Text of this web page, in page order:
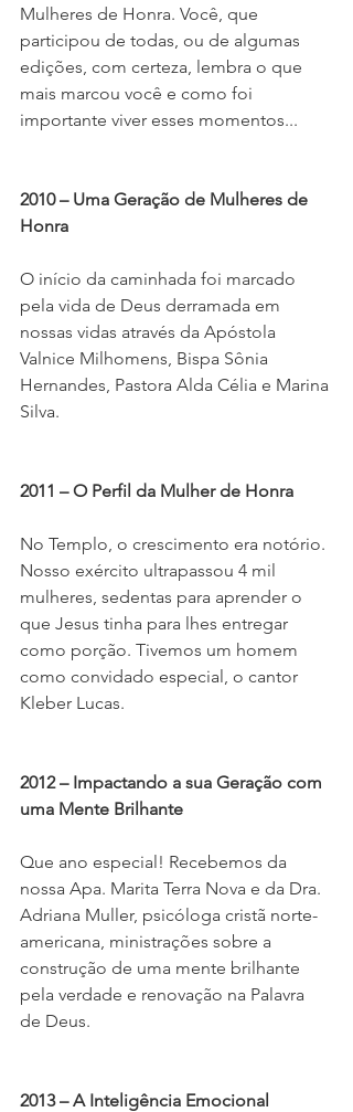
Mulheres de Honra. Você, que
participou de todas, ou de algumas
edições, com certeza, lembra o que
mais marcou você e como foi
importante viver esses momentos...
2010 – Uma Geração de Mulheres de
Honra
O início da caminhada foi marcado
pela vida de Deus derramada em
nossas vidas através da Apóstola
Valnice Milhomens, Bispa Sônia
Hernandes, Pastora Alda Célia e Marina
Silva.
2011 – O Perfil da Mulher de Honra
No Templo, o crescimento era notório.
Nosso exército ultrapassou 4 mil
mulheres, sedentas para aprender o
que Jesus tinha para lhes entregar
como porção. Tivemos um homem
como convidado especial, o cantor
Kleber Lucas.
2012 – Impactando a sua Geração com
uma Mente Brilhante
Que ano especial! Recebemos da
nossa Apa. Marita Terra Nova e da Dra.
Adriana Muller, psicóloga cristã norte-
americana, ministrações sobre a
construção de uma mente brilhante
pela verdade e renovação na Palavra
de Deus.
2013 – A Inteligência Emocional